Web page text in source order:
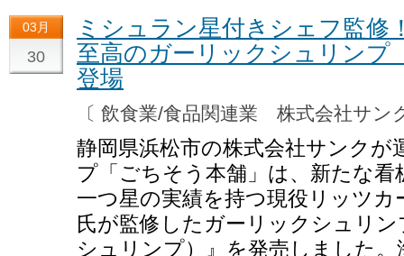
03月
30
ミシュラン星付きシェフ監修
至高のガーリックシュリン
登場
〔 飲食業/食品関連業 株式会社サ
静岡県浜松市の株式会社サンク
プ「ごちそう本舗」は、新たな
一つ星の実績を持つ現役リッツ
氏が監修したガーリックシュリ
シュリンプ）』を発売しました